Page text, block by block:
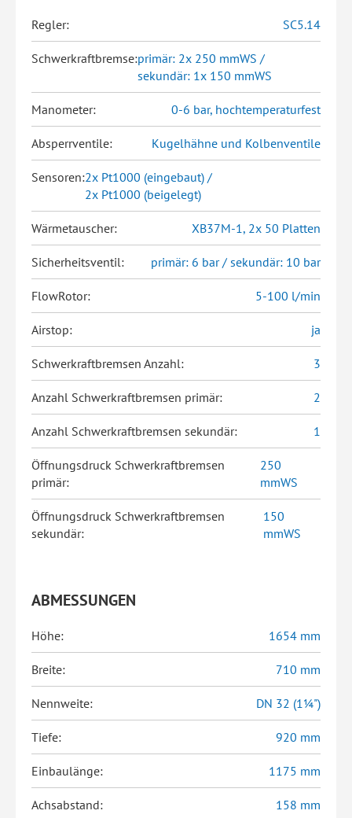
Regler: SC5.14
Schwerkraftbremse:primär: 2x 250 mmWS /
sekundär: 1x 150 mmWS
Manometer: 0-6 bar, hochtemperaturfest
Absperrventile: Kugelhähne und Kolbenventile
Sensoren:2x Pt1000 (eingebaut) /
2x Pt1000 (beigelegt)
Wärmetauscher: XB37M-1, 2x 50 Platten
Sicherheitsventil: primär: 6 bar / sekundär: 10 bar
FlowRotor: 5-100 l/min
Airstop: ja
Schwerkraftbremsen Anzahl: 3
Anzahl Schwerkraftbremsen primär: 2
Anzahl Schwerkraftbremsen sekundär: 1
Öffnungsdruck Schwerkraftbremsen
primär:
250
mmWS
Öffnungsdruck Schwerkraftbremsen
sekundär:
150
mmWS
ABMESSUNGEN
Höhe: 1654 mm
Breite: 710 mm
Nennweite: DN 32 (1¼")
Tiefe: 920 mm
Einbaulänge: 1175 mm
Achsabstand: 158 mm